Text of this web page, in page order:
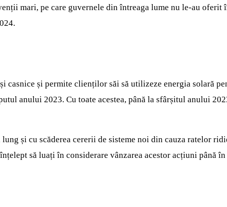
mari, pe care guvernele din întreaga lume nu le-au
casnice și permite clienților săi să utilizeze energia solară
anului 2023. Cu toate acestea, până la sfârșitul anului
și cu scăderea cererii de sisteme noi din cauza ratelor
să luați în considerare vânzarea acestor acțiuni până în